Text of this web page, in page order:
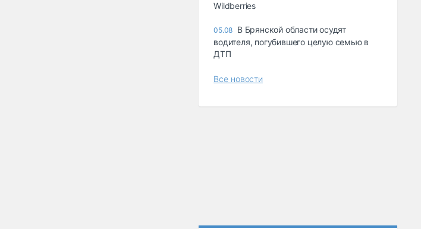
Wildberries
05.08 В Брянской области осудят
водителя, погубившего целую семью в
ДТП
Все новости